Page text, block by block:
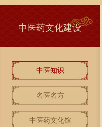
中医药文化建设
中医知识
名医名方
中医药文化馆